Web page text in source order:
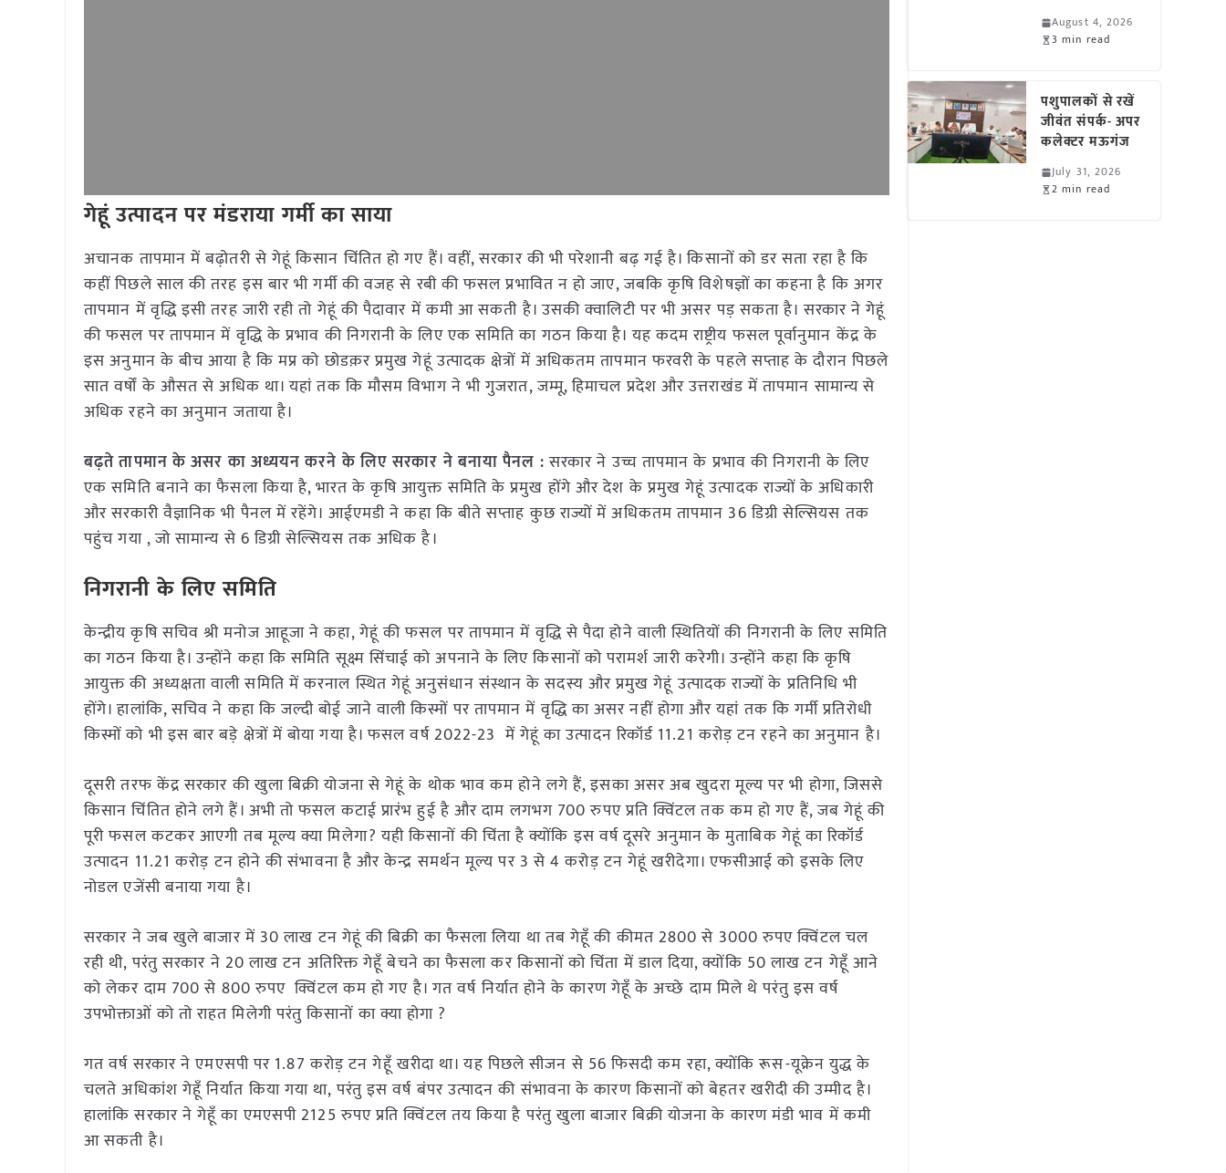
गेहूं उत्पादन पर मंडराया गर्मी का साया
अचानक तापमान में बढ़ोतरी से गेहूं किसान चिंतित हो गए हैं। वहीं, सरकार की भी परेशानी बढ़ गई है। किसानों को डर सता रहा है कि
कहीं पिछले साल की तरह इस बार भी गर्मी की वजह से रबी की फसल प्रभावित न हो जाए, जबकि कृषि विशेषज्ञों का कहना है कि अगर
तापमान में वृद्धि इसी तरह जारी रही तो गेहूं की पैदावार में कमी आ सकती है। उसकी क्वालिटी पर भी असर पड़ सकता है। सरकार ने गेहूं
की फसल पर तापमान में वृद्धि के प्रभाव की निगरानी के लिए एक समिति का गठन किया है। यह कदम राष्ट्रीय फसल पूर्वानुमान केंद्र के
इस अनुमान के बीच आया है कि मप्र को छोडक़र प्रमुख गेहूं उत्पादक क्षेत्रों में अधिकतम तापमान फरवरी के पहले सप्ताह के दौरान पिछले
सात वर्षों के औसत से अधिक था। यहां तक कि मौसम विभाग ने भी गुजरात, जम्मू, हिमाचल प्रदेश और उत्तराखंड में तापमान सामान्य से
अधिक रहने का अनुमान जताया है।
बढ़ते तापमान के असर का अध्ययन करने के लिए सरकार ने बनाया पैनल :सरकार ने उच्च तापमान के प्रभाव की निगरानी के लिए
एक समिति बनाने का फैसला किया है, भारत के कृषि आयुक्त समिति के प्रमुख होंगे और देश के प्रमुख गेहूं उत्पादक राज्यों के अधिकारी
और सरकारी वैज्ञानिक भी पैनल में रहेंगे। आईएमडी ने कहा कि बीते सप्ताह कुछ राज्यों में अधिकतम तापमान 36 डिग्री सेल्सियस तक
पहुंच गया , जो सामान्य से 6 डिग्री सेल्सियस तक अधिक है।
निगरानी के लिए समिति
केन्द्रीय कृषि सचिव श्री मनोज आहूजा ने कहा, गेहूं की फसल पर तापमान में वृद्धि से पैदा होने वाली स्थितियों की निगरानी के लिए समिति
का गठन किया है। उन्होंने कहा कि समिति सूक्ष्म सिंचाई को अपनाने के लिए किसानों को परामर्श जारी करेगी। उन्होंने कहा कि कृषि
आयुक्त की अध्यक्षता वाली समिति में करनाल स्थित गेहूं अनुसंधान संस्थान के सदस्य और प्रमुख गेहूं उत्पादक राज्यों के प्रतिनिधि भी
होंगे। हालांकि, सचिव ने कहा कि जल्दी बोई जाने वाली किस्मों पर तापमान में वृद्धि का असर नहीं होगा और यहां तक कि गर्मी प्रतिरोधी
किस्मों को भी इस बार बड़े क्षेत्रों में बोया गया है। फसल वर्ष 2022-23 में गेहूं का उत्पादन रिकॉर्ड 11.21 करोड़ टन रहने का अनुमान है।
दूसरी तरफ केंद्र सरकार की खुला बिक्री योजना से गेहूं के थोक भाव कम होने लगे हैं, इसका असर अब खुदरा मूल्य पर भी होगा, जिससे
किसान चिंतित होने लगे हैं। अभी तो फसल कटाई प्रारंभ हुई है और दाम लगभग 700 रुपए प्रति क्विंटल तक कम हो गए हैं, जब गेहूं की
पूरी फसल कटकर आएगी तब मूल्य क्या मिलेगा? यही किसानों की चिंता है क्योंकि इस वर्ष दूसरे अनुमान के मुताबिक गेहूं का रिकॉर्ड
उत्पादन 11.21 करोड़ टन होने की संभावना है और केन्द्र समर्थन मूल्य पर 3 से 4 करोड़ टन गेहूं खरीदेगा। एफसीआई को इसके लिए
नोडल एजेंसी बनाया गया है।
सरकार ने जब खुले बाजार में 30 लाख टन गेहूं की बिक्री का फैसला लिया था तब गेहूँ की कीमत 2800 से 3000 रुपए क्विंटल चल
रही थी, परंतु सरकार ने 20 लाख टन अतिरिक्त गेहूँ बेचने का फैसला कर किसानों को चिंता में डाल दिया, क्योंकि 50 लाख टन गेहूँ आने
को लेकर दाम 700 से 800 रुपए क्विंटल कम हो गए है। गत वर्ष निर्यात होने के कारण गेहूँ के अच्छे दाम मिले थे परंतु इस वर्ष
उपभोक्ताओं को तो राहत मिलेगी परंतु किसानों का क्या होगा ?
गत वर्ष सरकार ने एमएसपी पर 1.87 करोड़ टन गेहूँ खरीदा था। यह पिछले सीजन से 56 फिसदी कम रहा, क्योंकि रूस-यूक्रेन युद्ध के
चलते अधिकांश गेहूँ निर्यात किया गया था, परंतु इस वर्ष बंपर उत्पादन की संभावना के कारण किसानों को बेहतर खरीदी की उम्मीद है।
हालांकि सरकार ने गेहूँ का एमएसपी 2125 रुपए प्रति क्विंटल तय किया है परंतु खुला बाजार बिक्री योजना के कारण मंडी भाव में कमी
आ सकती है।
August 4, 2026
3 min read
पशुपालकों से रखें
जीवंत संपर्क- अपर
कलेक्टर मऊगंज
July 31, 2026
2 min read